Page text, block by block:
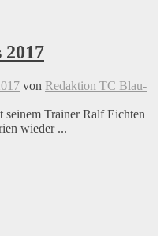
2017
von Redaktion TC Blau-
Trainer Ralf Eichten
wieder ...